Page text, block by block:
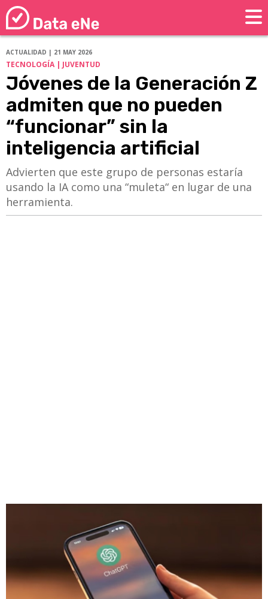
ACTUALIDAD | 21 MAY 2026
TECNOLOGÍA | JUVENTUD
Jóvenes de la Generación Z
admiten que no pueden
“funcionar” sin la
inteligencia artificial
Advierten que este grupo de personas estaría
usando la IA como una “muleta“ en lugar de una
herramienta.